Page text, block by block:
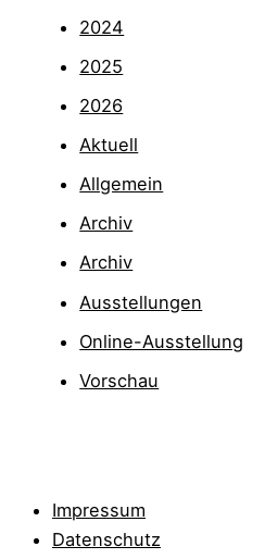
2024
2025
2026
Aktuell
Allgemein
Archiv
Archiv
Ausstellungen
Online-Ausstellung
Vorschau
Impressum
Datenschutz